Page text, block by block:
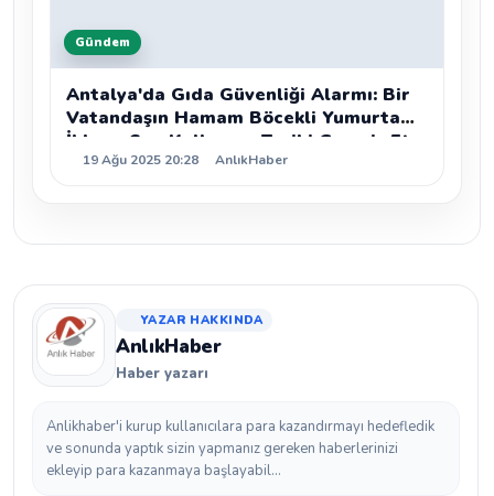
Gündem
Antalya'da Gıda Güvenliği Alarmı: Bir
Vatandaşın Hamam Böcekli Yumurta
İhbarı, Son Kullanma Tarihi Geçmiş Et
Skandalını Ortaya Çıkardı
19 Ağu 2025 20:28 AnlıkHaber
YAZAR HAKKINDA
AnlıkHaber
Haber yazarı
Anlikhaber'i kurup kullanıcılara para kazandırmayı hedefledik
ve sonunda yaptık sizin yapmanız gereken haberlerinizi
ekleyip para kazanmaya başlayabil...